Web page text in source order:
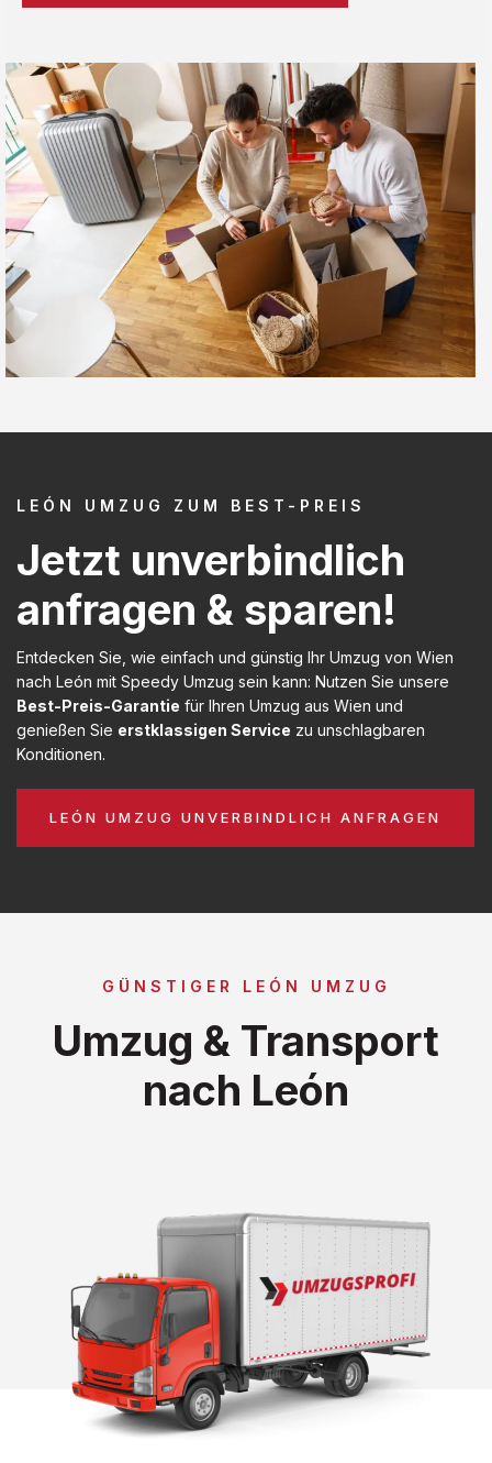
LEÓN UMZUG ZUM BEST-PREIS
Jetzt unverbindlich
anfragen & sparen!
Entdecken Sie, wie einfach und günstig Ihr Umzug von Wien
nach León mit Speedy Umzug sein kann: Nutzen Sie unsere
Best-Preis-Garantie für Ihren Umzug aus Wien und
genießen Sie erstklassigen Service zu unschlagbaren
Konditionen.
LEÓN UMZUG UNVERBINDLICH ANFRAGEN
GÜNSTIGER LEÓN UMZUG
Umzug & Transport
nach León